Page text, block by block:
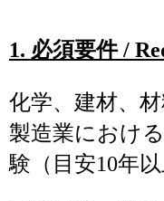
1. 必須要件/
化学、建材、
製造業におけ
験（目安10年以